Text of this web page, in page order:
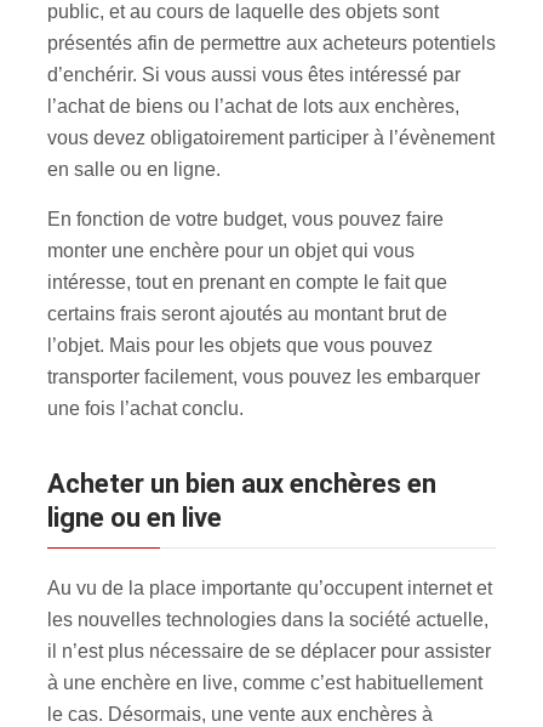
public, et au cours de laquelle des objets sont
présentés afin de permettre aux acheteurs potentiels
d’enchérir. Si vous aussi vous êtes intéressé par
l’achat de biens ou l’achat de lots aux enchères,
vous devez obligatoirement participer à l’évènement
en salle ou en ligne.
En fonction de votre budget, vous pouvez faire
monter une enchère pour un objet qui vous
intéresse, tout en prenant en compte le fait que
certains frais seront ajoutés au montant brut de
l’objet. Mais pour les objets que vous pouvez
transporter facilement, vous pouvez les embarquer
une fois l’achat conclu.
Acheter un bien aux enchères en
ligne ou en live
Au vu de la place importante qu’occupent internet et
les nouvelles technologies dans la société actuelle,
il n’est plus nécessaire de se déplacer pour assister
à une enchère en live, comme c’est habituellement
le cas. Désormais, une vente aux enchères à